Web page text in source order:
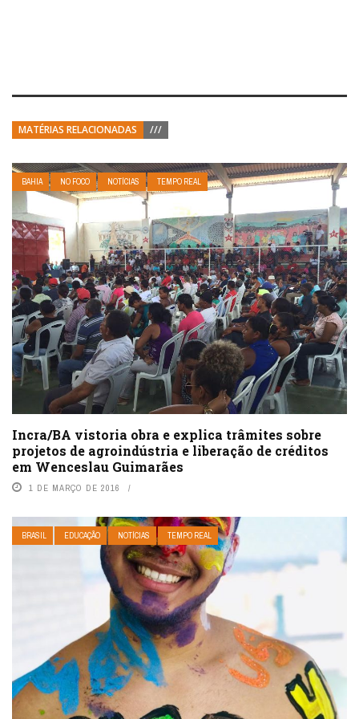
MATÉRIAS RELACIONADAS ///
BAHIA NO FOCO NOTÍCIAS TEMPO REAL
Incra/BA vistoria obra e explica trâmites sobre
projetos de agroindústria e liberação de créditos
em Wenceslau Guimarães
1 DE MARÇO DE 2016
BRASIL EDUCAÇÃO NOTÍCIAS TEMPO REAL